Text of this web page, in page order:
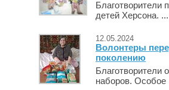
Благотворители
детей Херсона.
12.05.2024
Волонтеры
поколению
Благотворители
наборов.